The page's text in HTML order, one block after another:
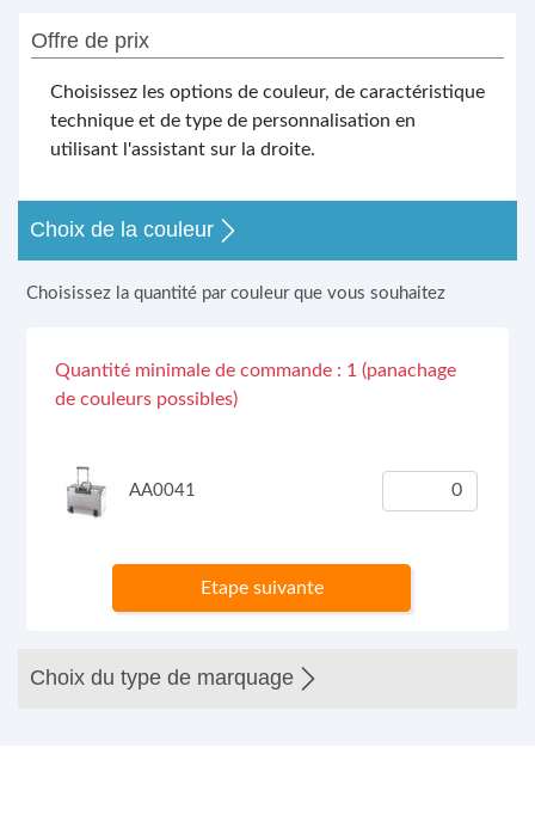
Offre de prix
Choisissez les options de couleur, de caractéristique
technique et de type de personnalisation en
utilisant l'assistant sur la droite.
Choix de la couleur
Choisissez la quantité par couleur que vous souhaitez
Quantité minimale de commande : 1 (panachage
de couleurs possibles)
AA0041
Etape suivante
Choix du type de marquage